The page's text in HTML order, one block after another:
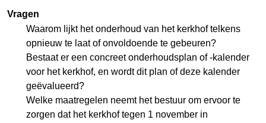
Vragen
Waarom lijkt het onderhoud van het kerkhof telkens
opnieuw te laat of onvoldoende te gebeuren?
Bestaat er een concreet onderhoudsplan of -kalender
voor het kerkhof, en wordt dit plan of deze kalender
geëvalueerd?
Welke maatregelen neemt het bestuur om ervoor te
zorgen dat het kerkhof tegen 1 november in